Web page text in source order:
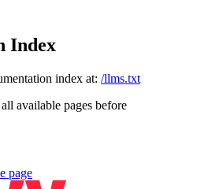
Index
index at: /llms.txt
available pages before
page